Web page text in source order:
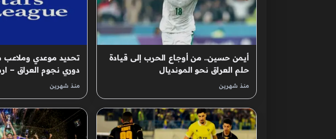
أيمن حسين.. من أوجاع الحرب إلى قيادة
حلم العراق نحو المونديال
منذ شهرين
تحديد موعدي وملاعب
دوري نجوم العراق –
منذ شهرين